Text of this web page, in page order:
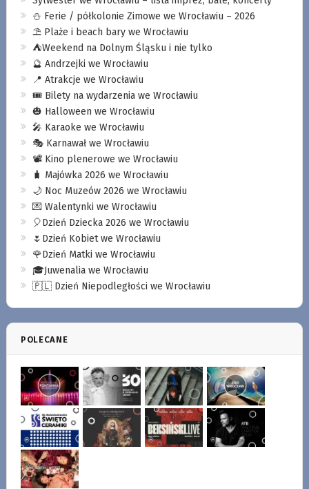
⛄️ Ferie / półkolonie Zimowe we Wrocławiu – 2026
⛱️ Plaże i beach bary we Wrocławiu
⛺️Weekend na Dolnym Śląsku i nie tylko
🔮 Andrzejki we Wrocławiu
📍 Atrakcje we Wrocławiu
🎟️ Bilety na wydarzenia we Wrocławiu
🎃 Halloween we Wrocławiu
🎤 Karaoke we Wrocławiu
🎭 Karnawał we Wrocławiu
📽️ Kino plenerowe we Wrocławiu
🧳 Majówka 2026 we Wrocławiu
🌙 Noc Muzeów 2026 we Wrocławiu
💌 Walentynki we Wrocławiu
🎈Dzień Dziecka 2026 we Wrocławiu
🌷Dzień Kobiet we Wrocławiu
🌹Dzień Matki we Wrocławiu
🎓Juwenalia we Wrocławiu
🇵🇱 Dzień Niepodległości we Wrocławiu
POLECANE